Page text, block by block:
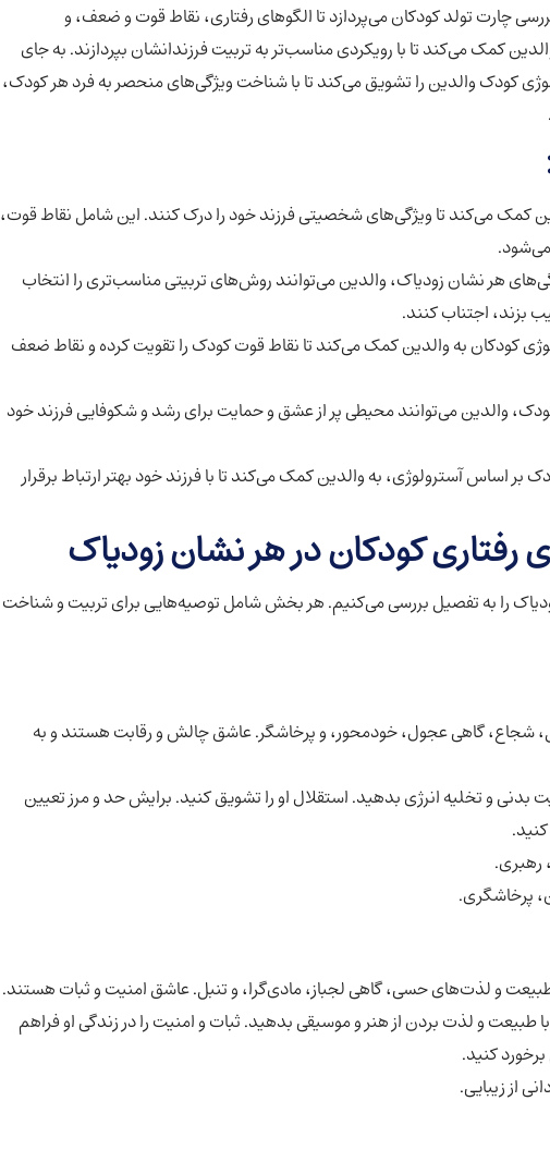
چارت تولد کودکان می‌پردازد تا الگوهای رفتاری، نقاط قوت و ضعف، و
کمک می‌کند تا با رویکردی مناسب‌تر به تربیت فرزندانشان بپردازند. به جای
کودک والدین را تشویق می‌کند تا با شناخت ویژگی‌های منحصر به فرد هر کودک،
کمک می‌کند تا ویژگی‌های شخصیتی فرزند خود را درک کنند. این شامل نقاط قوت،
می‌شود.
هر نشان زودیاک، والدین می‌توانند روش‌های تربیتی مناسب‌تری را انتخاب
بزند، اجتناب کنند.
کودکان به والدین کمک می‌کند تا نقاط قوت کودک را تقویت کرده و نقاط ضعف
والدین می‌توانند محیطی پر از عشق و حمایت برای رشد و شکوفایی فرزند خود
اساس آسترولوژی، به والدین کمک می‌کند تا با فرزند خود بهتر ارتباط برقرار
کودکان در هر نشان زودیاک
را به تفصیل بررسی می‌کنیم. هر بخش شامل توصیه‌هایی برای تربیت و شناخت
شجاع، گاهی عجول، خودمحور، و پرخاشگر. عاشق چالش و رقابت هستند و به
و تخلیه انرژی بدهید. استقلال او را تشویق کنید. برایش حد و مرز تعیین
رهبری.
پرخاشگری.
طبیعت و لذت‌های حسی، گاهی لجباز، مادی‌گرا، و تنبل. عاشق امنیت و ثبات هستند.
طبیعت و لذت بردن از هنر و موسیقی بدهید. ثبات و امنیت را در زندگی او فراهم
کنید.
از زیبایی.